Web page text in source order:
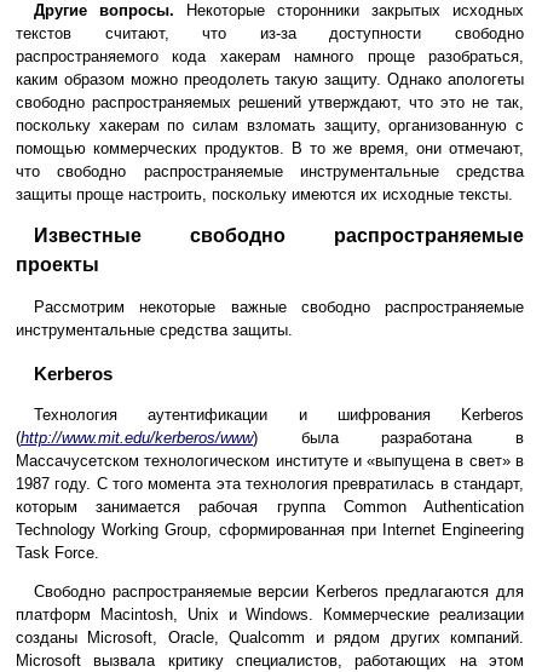
Другие вопросы. Некоторые сторонники закрытых исходных
текстов считают, что из-за доступности свободно
распространяемого кода хакерам намного проще разобраться,
каким образом можно преодолеть такую защиту. Однако апологеты
свободно распространяемых решений утверждают, что это не так,
поскольку хакерам по силам взломать защиту, организованную с
помощью коммерческих продуктов. В то же время, они отмечают,
что свободно распространяемые инструментальные средства
защиты проще настроить, поскольку имеются их исходные тексты.
Известные свободно распространяемые
проекты
Рассмотрим некоторые важные свободно распространяемые
инструментальные средства защиты.
Kerberos
Технология аутентификации и шифрования Kerberos
(http://www.mit.edu/kerberos/www) была разработана в
Массачусетском технологическом институте и «выпущена в свет» в
1987 году. С того момента эта технология превратилась в стандарт,
которым занимается рабочая группа Common Authentication
Technology Working Group, сформированная при Internet Engineering
Task Force.
Свободно распространяемые версии Kerberos предлагаются для
платформ Macintosh, Unix и Windows. Коммерческие реализации
созданы Microsoft, Oracle, Qualcomm и рядом других компаний.
Microsoft вызвала критику специалистов, работающих на этом